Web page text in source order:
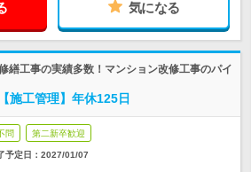
気になる
繕工事の実績多数！マンション改修工事のパイ
施工管理】年休125日
問 第二新卒歓迎
予定日： 2027/01/07